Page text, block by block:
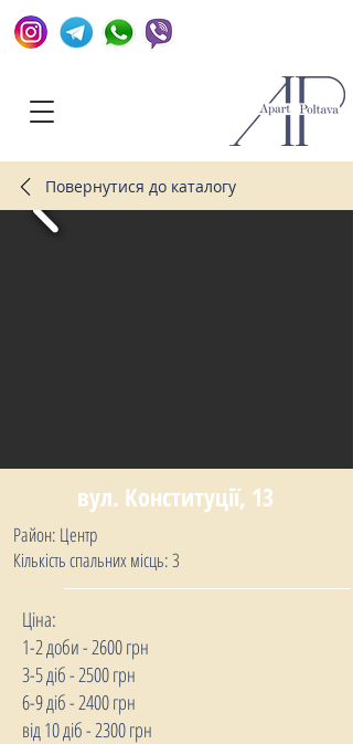
Повернутися до каталогу
вул. Конституції, 13
Район: Центр
Кількість спальних місць: 3
Ціна:
1-2 доби - 2600 грн
3-5 діб - 2500 грн
6-9 діб - 2400 грн
від 10 діб - 2300 грн